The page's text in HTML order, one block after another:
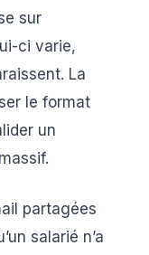
sur
ci varie,
La
le format
un
partagées
salarié n’a